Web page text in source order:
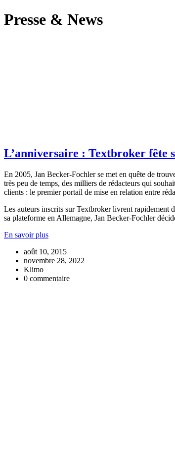
Presse & News
L’anniversaire : Textbroker fête
En 2005, Jan Becker-Fochler se met en quête de
très peu de temps, des milliers de rédacteurs qui
clients : le premier portail de mise en relation entre
Les auteurs inscrits sur Textbroker livrent rapidement
sa plateforme en Allemagne, Jan Becker-Fochler
En savoir plus
août 10, 2015
novembre 28, 2022
Klimo
0 commentaire